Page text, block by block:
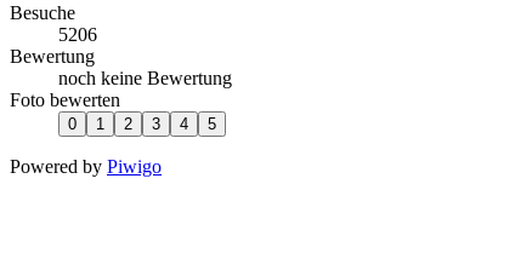
Besuche
5206
Bewertung
noch keine Bewertung
Foto bewerten
Powered by Piwigo